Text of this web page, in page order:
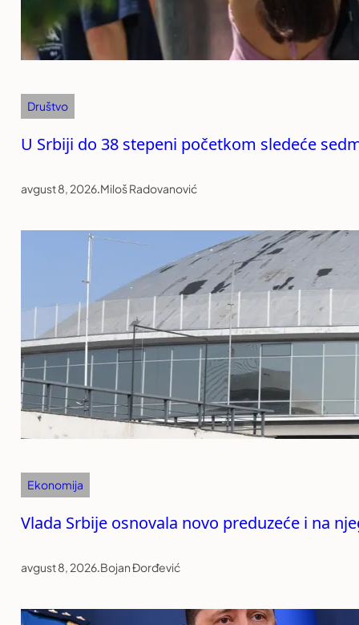
Društvo
U Srbiji do 38 stepeni početkom sledeće
avgust 8, 2026.Miloš Radovanović
Ekonomija
Vlada Srbije osnovala novo preduzeće i na
avgust 8, 2026.Bojan Đorđević